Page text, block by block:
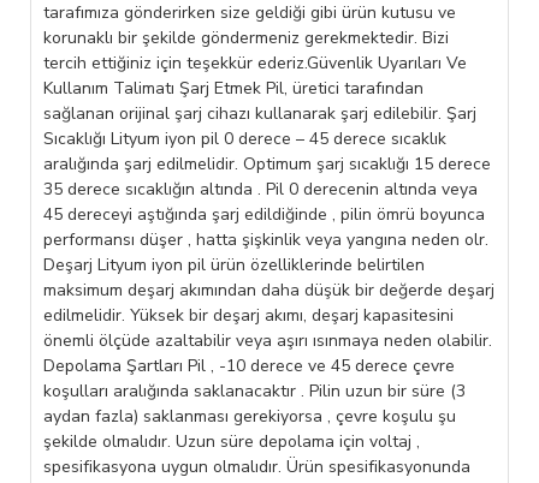
tarafımıza gönderirken size geldiği gibi ürün kutusu ve
korunaklı bir şekilde göndermeniz gerekmektedir. Bizi
tercih ettiğiniz için teşekkür ederiz.Güvenlik Uyarıları Ve
Kullanım Talimatı Şarj Etmek Pil, üretici tarafından
sağlanan orijinal şarj cihazı kullanarak şarj edilebilir. Şarj
Sıcaklığı Lityum iyon pil 0 derece – 45 derece sıcaklık
aralığında şarj edilmelidir. Optimum şarj sıcaklığı 15 derece
35 derece sıcaklığın altında . Pil 0 derecenin altında veya
45 dereceyi aştığında şarj edildiğinde , pilin ömrü boyunca
performansı düşer , hatta şişkinlik veya yangına neden olr.
Deşarj Lityum iyon pil ürün özelliklerinde belirtilen
maksimum deşarj akımından daha düşük bir değerde deşarj
edilmelidir. Yüksek bir deşarj akımı, deşarj kapasitesini
önemli ölçüde azaltabilir veya aşırı ısınmaya neden olabilir.
Depolama Şartları Pil , -10 derece ve 45 derece çevre
koşulları aralığında saklanacaktır . Pilin uzun bir süre (3
aydan fazla) saklanması gerekiyorsa , çevre koşulu şu
şekilde olmalıdır. Uzun süre depolama için voltaj ,
spesifikasyona uygun olmalıdır. Ürün spesifikasyonunda